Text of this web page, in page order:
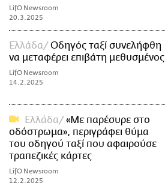
LifO Newsroom
20.3.2025
Ελλάδα
Οδηγός ταξί συνελήφθη
να μεταφέρει επιβάτη μεθυσμένος
LifO Newsroom
14.2.2025
Ελλάδα
«Με παρέσυρε στο
οδόστρωμα», περιγράφει θύμα
του οδηγού ταξί που αφαιρούσε
τραπεζικές κάρτες
LifO Newsroom
12.2.2025